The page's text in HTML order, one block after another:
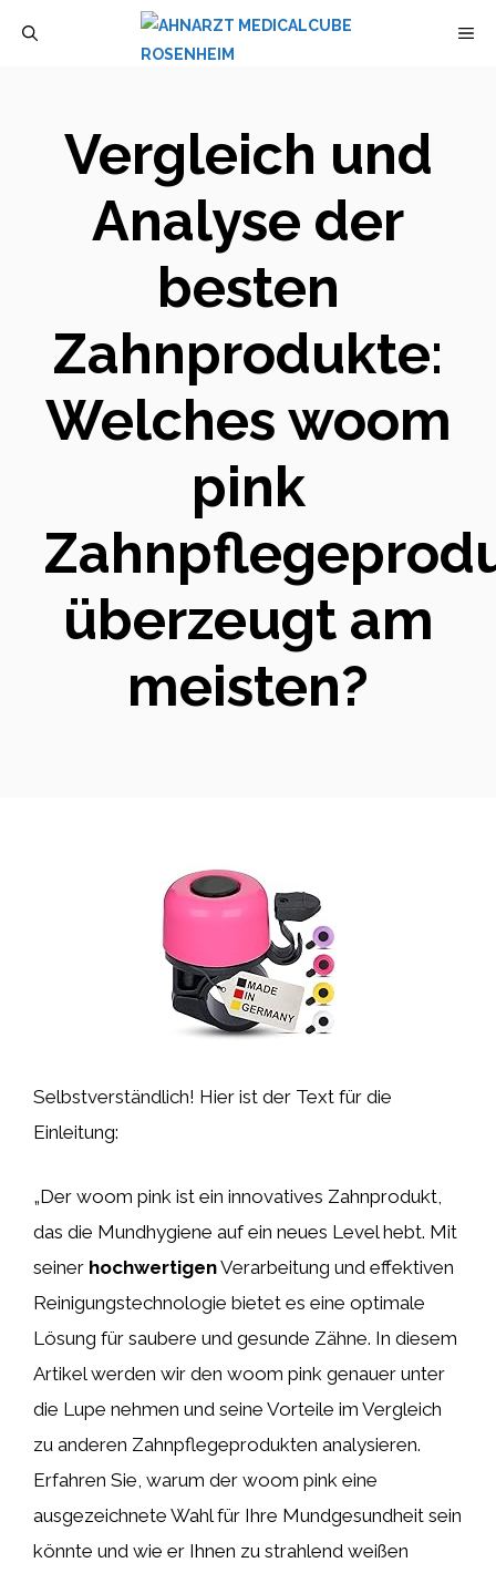
Vergleich und
Analyse der
besten
Zahnprodukte:
Welches woom
pink
überzeugt am
meisten?
Selbstverständlich! Hier ist der Text für die
Einleitung:
„Der woom pink ist ein innovatives Zahnprodukt,
das die Mundhygiene auf ein neues Level hebt. Mit
seiner hochwertigenVerarbeitung und effektiven
Reinigungstechnologie bietet es eine optimale
Lösung für saubere und gesunde Zähne. In diesem
Artikel werden wir den woom pink genauer unter
die Lupe nehmen und seine Vorteile im Vergleich
zu anderen Zahnpflegeprodukten analysieren.
Erfahren Sie, warum der woom pink eine
ausgezeichnete Wahl für Ihre Mundgesundheit sein
könnte und wie er Ihnen zu strahlend weißen